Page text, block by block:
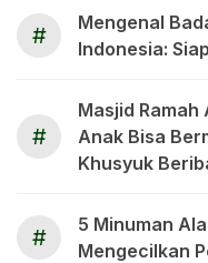
#
Mengenal
Indonesia:
#
Masjid Ramah
Anak Bisa
Khusyuk
#
5 Minuman
Mengecilkan